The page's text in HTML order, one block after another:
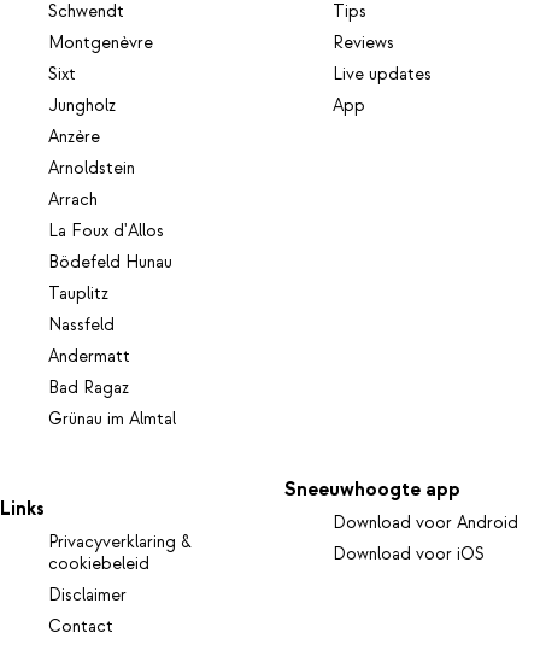
Schwendt
Montgenèvre
Sixt
Jungholz
Anzère
Arnoldstein
Arrach
La Foux d'Allos
Bödefeld Hunau
Tauplitz
Nassfeld
Andermatt
Bad Ragaz
Grünau im Almtal
Tips
Reviews
Live updates
App
Links
Privacyverklaring &
cookiebeleid
Disclaimer
Contact
Sneeuwhoogte app
Download voor Android
Download voor iOS